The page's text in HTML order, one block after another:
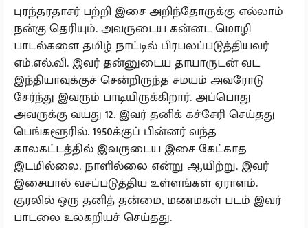
புரந்தரதாசர் பற்றி இசை அறிந்தோருக்கு எல்லாம்
நன்கு தெரியும். அவருடைய கன்னட மொழி
பாடல்களை தமிழ் நாட்டில் பிரபலப்படுத்தியவர்
எம்.எல்.வி. இவர் தன்னுடைய தாயாருடன் வட
இந்தியாவுக்குச் சென்றிருந்த சமயம் அவரோடு
சேர்ந்து இவரும் பாடியிருக்கிறார். அப்பொது
அவருக்கு வயது 12. இவர் தனிக் கச்சேரி செய்தது
பெங்களூரில். 1950க்குப் பின்னர் வந்த
காலகட்டத்தில் இவருடைய இசை கேட்காத
இடமில்லை, நாளில்லை என்று ஆயிற்று. இவர்
இசையால் வசப்படுத்திய உள்ளங்கள் ஏராளம்.
குரலில் ஒரு தனித் தன்மை, மணமகள் படம் இவர்
பாடலை உலகறியச் செய்தது.